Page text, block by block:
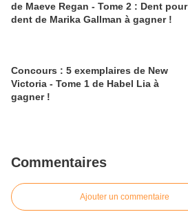
de Maeve Regan - Tome 2 : Dent pour
dent de Marika Gallman à gagner !
Concours : 5 exemplaires de New
Victoria - Tome 1 de Habel Lia à
gagner !
Commentaires
Ajouter un commentaire